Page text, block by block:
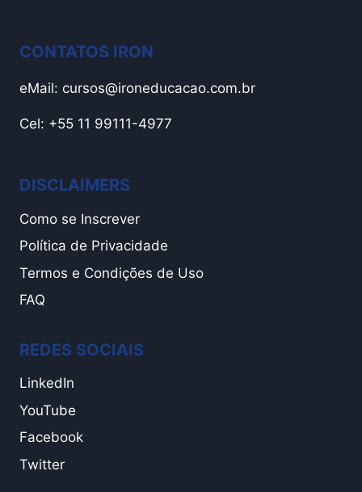
CONTATOS IRON
eMail: cursos@ironeducacao.com.br
Cel: +55 11 99111-4977
DISCLAIMERS
Como se Inscrever
Política de Privacidade
Termos e Condições de Uso
FAQ
REDES SOCIAIS
LinkedIn
YouTube
Facebook
Twitter